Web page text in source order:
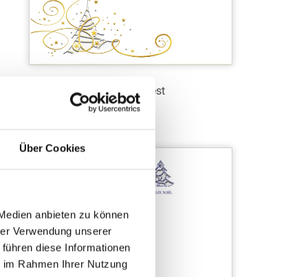
Über Cookies
anbieten zu können
Verwendung unserer
diese Informationen
Rahmen Ihrer Nutzung
Goldenes Fest
Art.-Nr.: WL39087
Verfügbar
Zum Merkzettel hinzufügen